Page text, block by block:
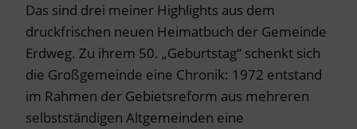
Das sind drei meiner Highlights aus dem
druckfrischen neuen Heimatbuch der Gemeinde
Erdweg. Zu ihrem 50. „Geburtstag“ schenkt sich
die Großgemeinde eine Chronik: 1972 entstand
im Rahmen der Gebietsreform aus mehreren
selbstständigen Altgemeinden eine